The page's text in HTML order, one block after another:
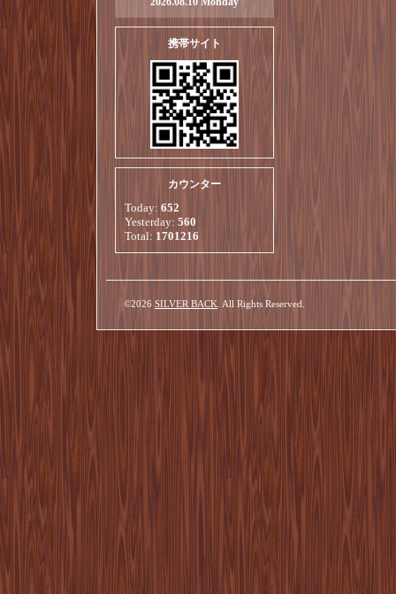
携帯サイト
カウンター
Today: 652
Yesterday: 560
Total: 1701216
©2026 SILVER BACK . All Rights Reserved.